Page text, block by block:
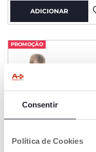
Consentir
Política de Cookies
ADICIONAR
PROMOÇÃO